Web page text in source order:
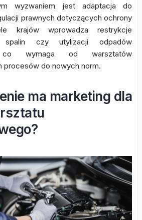
wyzwaniem jest adaptacja do
prawnych dotyczących ochrony
krajów wprowadza restrykcje
spalin czy utylizacji odpadów
co wymaga od warsztatów
procesów do nowych norm.
ma marketing dla